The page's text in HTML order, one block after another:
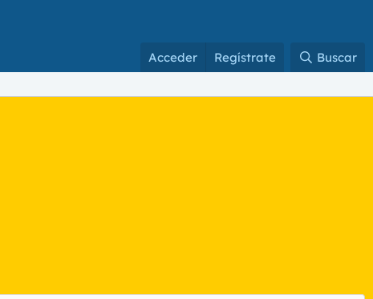
Acceder Regístrate Buscar